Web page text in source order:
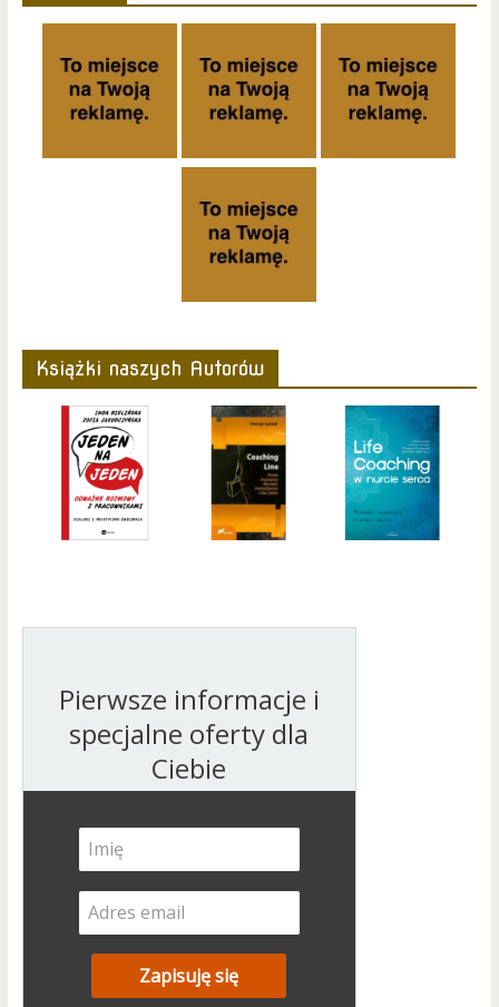
Książki naszych Autorów
Pierwsze informacje i
specjalne oferty dla
Ciebie